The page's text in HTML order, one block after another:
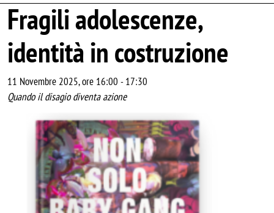
Fragili adolescenze,
identità in costruzione
11 Novembre 2025, ore 16:00 -17:30
Quando il disagio diventa azione